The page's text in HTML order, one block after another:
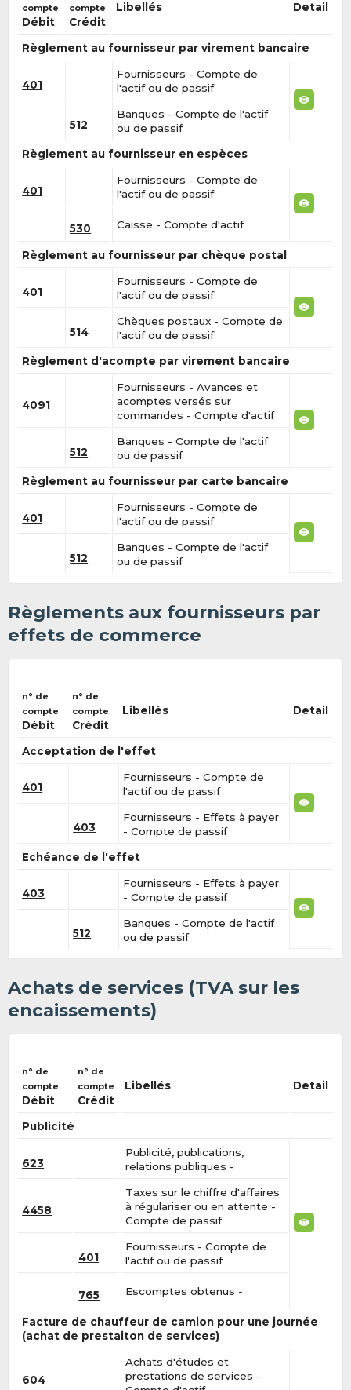
compte
Débit
compte
Crédit
Libellés Detail
Règlement au fournisseur par virement bancaire
401
Fournisseurs - Compte de
l'actif ou de passif
512
Banques - Compte de l'actif
ou de passif
Règlement au fournisseur en espèces
401
Fournisseurs - Compte de
l'actif ou de passif
530 Caisse - Compte d'actif
Règlement au fournisseur par chèque postal
401
Fournisseurs - Compte de
l'actif ou de passif
514
Chèques postaux - Compte de
l'actif ou de passif
Règlement d'acompte par virement bancaire
4091
Fournisseurs - Avances et
acomptes versés sur
commandes - Compte d'actif
512
Banques - Compte de l'actif
ou de passif
Règlement au fournisseur par carte bancaire
401
Fournisseurs - Compte de
l'actif ou de passif
512
Banques - Compte de l'actif
ou de passif
Règlements aux fournisseurs par
effets de commerce
n° de
compte
Débit
n° de
compte
Crédit
Libellés Detail
Acceptation de l'effet
401
Fournisseurs - Compte de
l'actif ou de passif
403
Fournisseurs - Effets à payer
- Compte de passif
Echéance de l'effet
403
Fournisseurs - Effets à payer
- Compte de passif
512
Banques - Compte de l'actif
ou de passif
Achats de services (TVA sur les
encaissements)
n° de
compte
Débit
n° de
compte
Crédit
Libellés Detail
Publicité
623
Publicité, publications,
relations publiques -
4458
Taxes sur le chiffre d'affaires
à régulariser ou en attente -
Compte de passif
401
Fournisseurs - Compte de
l'actif ou de passif
765 Escomptes obtenus -
Facture de chauffeur de camion pour une journée
(achat de prestaiton de services)
604
Achats d'études et
prestations de services -